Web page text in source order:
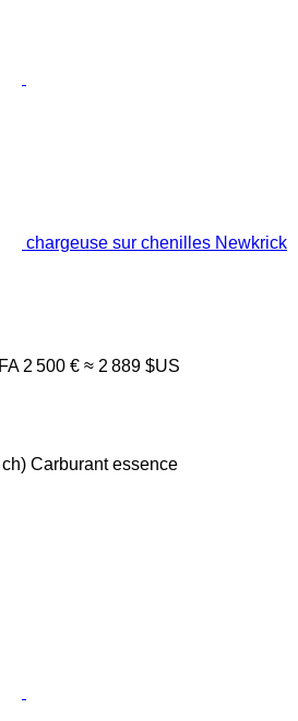
chargeuse sur chenilles Newkrick
2 500 € ≈ 2 889 $US
Carburant essence